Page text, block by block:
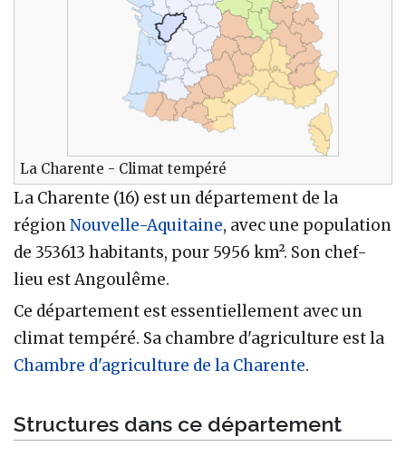
La Charente - Climat tempéré
La Charente (16) est un département de la
régionNouvelle-Aquitaine, avec une population
de 353613 habitants, pour 5956 km². Son chef-
lieu est Angoulême.
Ce département est essentiellement avec un
climat tempéré. Sa chambre d'agriculture est la
Chambre d'agriculture de la Charente.
Structures dans ce département